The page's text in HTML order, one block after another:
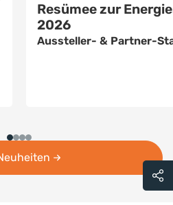
Eröffnung
Energiesparmesse
Neue Landesförderung